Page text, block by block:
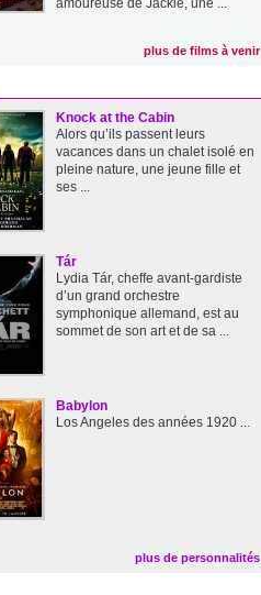
amoureuse de Jackie, une ...
plus de films à venir
Knock at the Cabin
Alors qu’ils passent leurs
vacances dans un chalet isolé en
pleine nature, une jeune fille et
ses ...
Tár
Lydia Tár, cheffe avant-gardiste
d’un grand orchestre
symphonique allemand, est au
sommet de son art et de sa ...
Babylon
Los Angeles des années 1920 ...
plus de personnalités